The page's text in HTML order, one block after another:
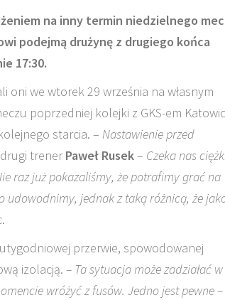
na inny termin niedzielnego
podejmą drużynę z drugiego końca
17:30.
we wtorek 29 września na własnym
poprzedniej kolejki z GKS-em
starcia. – Nastawienie przed
trenerPaweł Rusek– Czeka nas
raz już pokazaliśmy, że potrafimy grać na
udowodnimy, jednak z taką różnicą, że
przerwie, spowodowanej
izolacją. – Ta sytuacja może zadziałać w
wróżyć z fusów. Jedno jest pewne –